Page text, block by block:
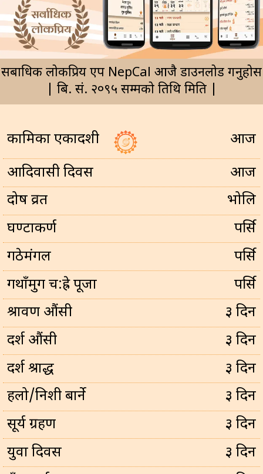
सर्बाधिक लोकप्रिय एप NepCal आजै डाउनलोड गर्नुहोस
| बि. सं. २०९५ सम्मको तिथि मिति |
कामिका एकादशी
आज
आदिवासी दिवस
आज
प्रदोष व्रत
भोलि
घण्टाकर्ण
पर्सि
गठेमंगल
पर्सि
गथाँमुग च:ह्रे पूजा
पर्सि
श्रावण औंसी
३ दिन
दर्श औंसी
३ दिन
दर्श श्राद्ध
३ दिन
हलो/निशी बार्ने
३ दिन
सूर्य ग्रहण
३ दिन
युवा दिवस
३ दिन